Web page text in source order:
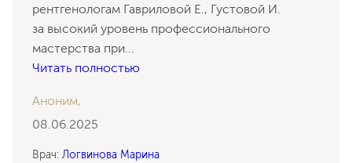
рентгенологам Гавриловой Е., Густовой И.
за высокий уровень профессионального
мастерства при...
Читать полностью
Аноним,
08.06.2025
Врач: Логвинова Марина